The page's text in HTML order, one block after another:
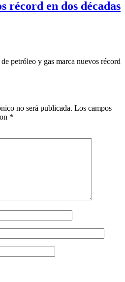
récord en dos décadas
petróleo y gas marca nuevos récord
no será publicada. Los campos
*